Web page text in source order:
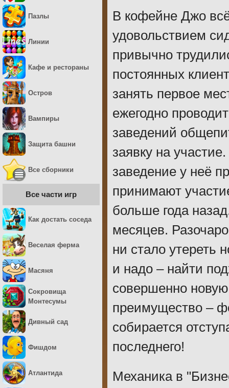
В кофейне Джо
удовольствием
привычно
постоянных
занять первое
ежегодно
заведений
заявку на
заведение у неё
принимают
больше года
месяцев.
ни стало утереть
и надо – найти
совершенно
преимущество –
собирается
последнего!
Механика в
Пазлы
Линии
Кафе и рестораны
Остров
Вампиры
Защита башни
Все сборники
Все части игр
Как достать соседа
Веселая ферма
Масяня
Сокровища
Монтесумы
Дивный сад
Фишдом
Атлантида